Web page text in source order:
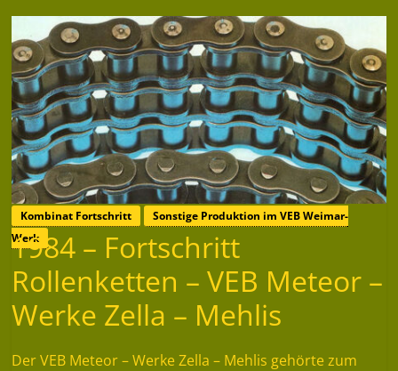
Kombinat Fortschritt
Sonstige Produktion im VEB Weimar-
Werk
1984 – Fortschritt
Rollenketten – VEB Meteor –
Werke Zella – Mehlis
Der VEB Meteor – Werke Zella – Mehlis gehörte zum